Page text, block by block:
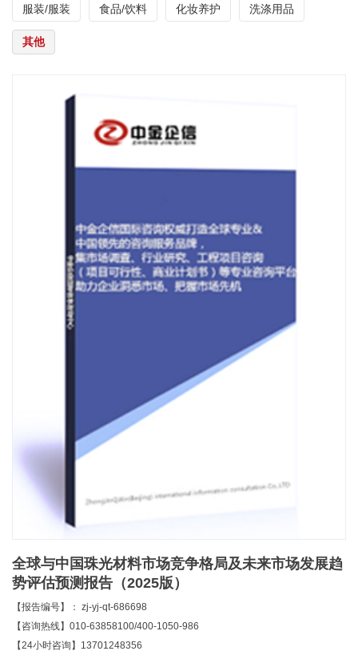
服装/服装 食品/饮料 化妆养护 洗涤用品
其他
全球与中国珠光材料市场竞争格局及未来市场发展趋
势评估预测报告（2025版）
【报告编号】： zj-yj-qt-686698
【咨询热线】010-63858100/400-1050-986
【24小时咨询】13701248356